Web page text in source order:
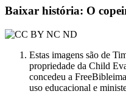
Baixar história: O
Estas imagens são de
propriedade da Child
concedeu a
uso educacional e